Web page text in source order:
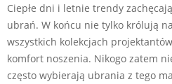
Ciepłe dni i letnie trendy
ubrań. W końcu nie tylko królują
wszystkich kolekcjach
komfort noszenia. Nikogo zatem
często wybierają ubrania z tego